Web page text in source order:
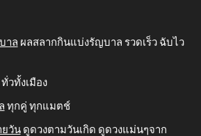
าล ผลสลากกินแบ่งรัญบาล รวดเร็ว ฉับไว
ทั่วทั้งเมือง
ทุกคู่ ทุกแมตช์
ยวันดูดวงตามวันเกิด ดูดวงแม่นๆจาก